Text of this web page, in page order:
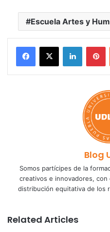
Escuela Artes y
LinkedIn
Blog
Somos partícipes de la
creativos e innovadores, con
distribución equitativa de los
Related Articles